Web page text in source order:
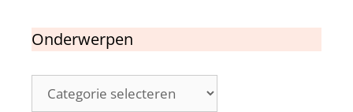
Onderwerpen